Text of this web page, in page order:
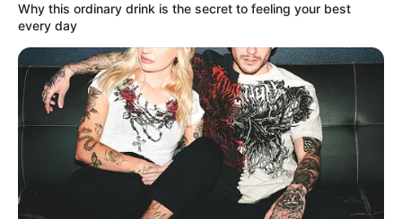
Why this ordinary drink is the secret to feeling your best
every day